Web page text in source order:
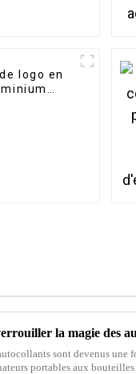
logo en
sont devenus une
portables aux bouteilles d’eau. Cependant, parmi la vaste gamme